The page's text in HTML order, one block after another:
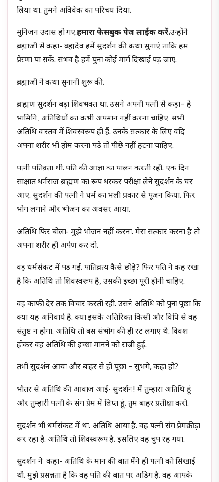
लिया था. तुमने अविवेक का परिचय दिया.
मुनिजन उदास हो गए.हमारा फेसबुक पेज लाईक करें.उन्होंने
ब्रह्माजी से कहा- ब्रह्मदेव हमें सुदर्शन की कथा सुनाएं ताकि हम
प्रेरणा पा सकें. संभव है हमें पुनः कोई मार्ग दिखाई पड़ जाए.
ब्रह्माजी ने कथा सुनानी शुरू की.
ब्राह्मण सुदर्शन बड़ा शिवभक्त था. उसने अपनी पत्नी से कहा– हे
भामिनि, अतिथियों का कभी अपमान नहीं करना चाहिए. सभी
अतिथि वास्तव में शिवस्वरूप ही हैं. उनके सत्कार के लिए यदि
अपना शरीर भी होम करना पड़े तो पीछे नहीं हटना चाहिए.
पत्नी पतिव्रता थी. पति की आज्ञा का पालन करती रही. एक दिन
साक्षात धर्मराज ब्राह्मण का रूप धरकर परीक्षा लेने सुदर्शन के घर
आए. सुदर्शन की पत्नी ने धर्म का भली प्रकार से पूजन किया. फिर
भोग लगाने और भोजन का अवसर आया.
अतिथि फिर बोला- मुझे भोजन नहीं करना. मेरा सत्कार करना है तो
अपना शरीर ही अर्पण कर दो.
वह धर्मसंकट में पड़ गई. पातिव्रत्य कैसे छोड़े? फिर पति ने कह रखा
है कि अतिथि तो शिवस्वरूप है, उसकी इच्छा पूरी होनी चाहिए.
वह काफी देर तक विचार करती रही. उसने अतिथि को पुनः पूछा कि
क्या यह अनिवार्य है. क्या इसके अतिरिक्त किसी और विधि से वह
संतुष्ट न होगा. अतिथि तो बस संभोग की ही रट लगाए थे. विवश
होकर वह अतिथि की इच्छा मानने को राजी हुई.
तभी सुदर्शन आया और बाहर से ही पूछा – सुभगे, कहां हो?
भीतर से अतिथि की आवाज आई- सुदर्शन! मैं तुम्हारा अतिथि हूं
और तुम्हारी पत्नी के संग प्रेम में लिप्त हूं. तुम बाहर प्रतीक्षा करो.
सुदर्शन भी धर्मसंकट में था. अतिथि आया है. वह पत्नी संग प्रेमक्रीड़ा
कर रहा है. अतिथि तो शिवस्वरूप है. इसलिए वह चुप रह गया.
सुदर्शन ने कहा- अतिथि के मान की बात मैंने ही पत्नी को सिखाई
थी. मुझे प्रसन्नता है कि वह पति की बात पर अडिग है. वह आपके